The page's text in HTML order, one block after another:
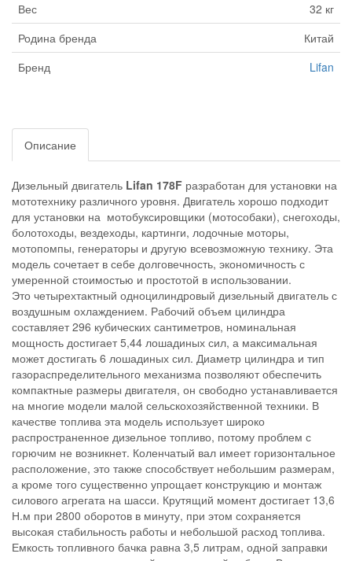
Вес
32 кг
Родина бренда
Китай
Бренд
Lifan
Описание
Дизельный двигатель Lifan 178F разработан для установки на
мототехнику различного уровня. Двигатель хорошо подходит
для установки на мотобуксировщики (мотособаки), снегоходы,
болотоходы, вездеходы, картинги, лодочные моторы,
мотопомпы, генераторы и другую всевозможную технику. Эта
модель сочетает в себе долговечность, экономичность с
умеренной стоимостью и простотой в использовании.
Это четырехтактный одноцилиндровый дизельный двигатель с
воздушным охлаждением. Рабочий объем цилиндра
составляет 296 кубических сантиметров, номинальная
мощность достигает 5,44 лошадиных сил, а максимальная
может достигать 6 лошадиных сил. Диаметр цилиндра и тип
газораспределительного механизма позволяют обеспечить
компактные размеры двигателя, он свободно устанавливается
на многие модели малой сельскохозяйственной техники. В
качестве топлива эта модель использует широко
распространенное дизельное топливо, потому проблем с
горючим не возникнет. Коленчатый вал имеет горизонтальное
расположение, это также способствует небольшим размерам,
а кроме того существенно упрощает конструкцию и монтаж
силового агрегата на шасси. Крутящий момент достигает 13,6
Н.м при 2800 оборотов в минуту, при этом сохраняется
высокая стабильность работы и небольшой расход топлива.
Емкость топливного бачка равна 3,5 литрам, одной заправки